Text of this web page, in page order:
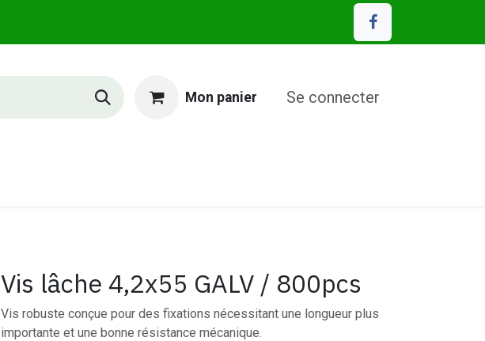
Mon panier Se connecter
Vis lâche 4,2x55 GALV / 800pcs
Vis robuste conçue pour des fixations nécessitant une longueur plus
importante et une bonne résistance mécanique.